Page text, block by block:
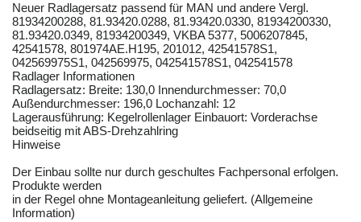
Neuer Radlagersatz passend für MAN und andere Vergl.
81934200288, 81.93420.0288, 81.93420.0330, 81934200330,
81.93420.0349, 81934200349, VKBA 5377, 5006207845,
42541578, 801974AE.H195, 201012, 42541578S1,
042569975S1, 042569975, 042541578S1, 042541578
Radlager Informationen
Radlagersatz: Breite: 130,0 Innendurchmesser: 70,0
Außendurchmesser: 196,0 Lochanzahl: 12
Lagerausführung: Kegelrollenlager Einbauort: Vorderachse
beidseitig mit ABS-Drehzahlring
Hinweise
Der Einbau sollte nur durch geschultes Fachpersonal erfolgen.
Produkte werden
in der Regel ohne Montageanleitung geliefert. (Allgemeine
Information)